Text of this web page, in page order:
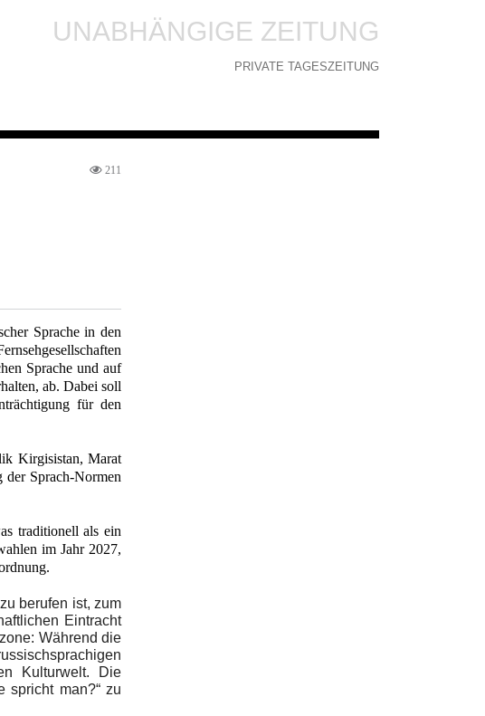
UNABHÄNGIGE ZEITUNG
PRIVATE TAGESZEITUNG
211
Sprache in den
Sprache und auf
ab. Dabei soll
für den
Kirgisistan, Marat
der Sprach-Normen
traditionell als ein
im Jahr 2027,
berufen ist, zum
Eintracht
Während die
Kulturwelt. Die
spricht man?“ zu